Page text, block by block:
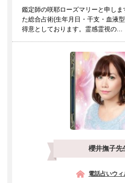
鑑定師の咲耶ローズマリーと申し
た総合占術(生年月日・干支・血液
得意としております。霊感霊視の...
櫻井撫子先
電話占いウィ